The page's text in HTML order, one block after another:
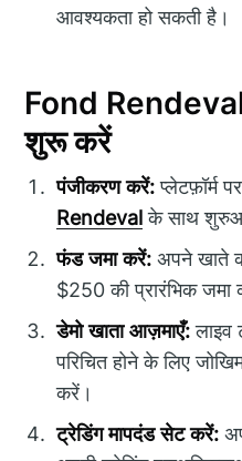
आवश्यकता हो सकती है।
Fond Rendeval
शुरू करें
पंजीकरण करें:प्लेटफ़ॉर्म
Rendevalके साथ
फंड जमा करें: अपने खाते
$250 की प्रारंभिक जमा
डेमो खाता आज़माएँ:लाइव
परिचित होने के लिए
करें।
ट्रेडिंग मापदंड सेट करें: